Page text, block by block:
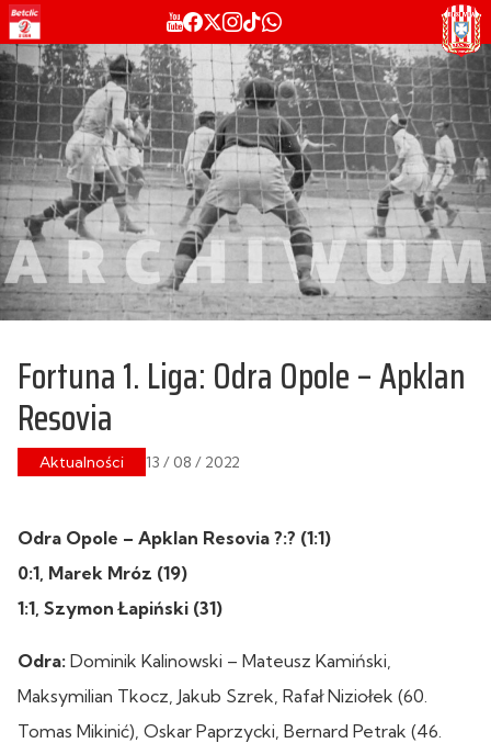
Fortuna 1. Liga: Odra Opole – Apklan
Resovia
Aktualności 13 / 08 / 2022
Odra Opole – Apklan Resovia ?:? (1:1)
0:1, Marek Mróz (19)
1:1, Szymon Łapiński (31)
Odra: Dominik Kalinowski – Mateusz Kamiński,
Maksymilian Tkocz, Jakub Szrek, Rafał Niziołek (60.
Tomas Mikinić), Oskar Paprzycki, Bernard Petrak (46.